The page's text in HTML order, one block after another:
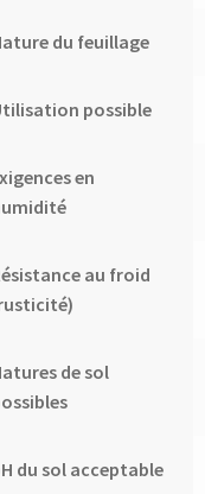
du feuillage
possible
en
au froid
de sol
du sol acceptable